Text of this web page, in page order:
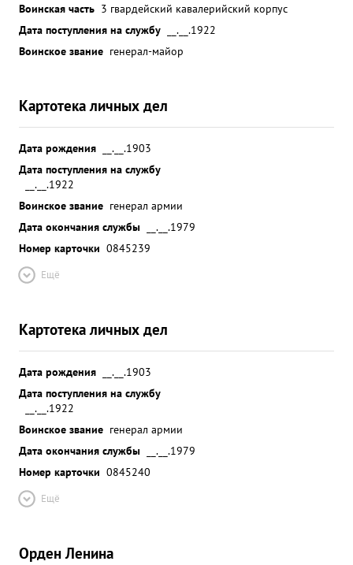
Воинская часть 3 гвардейский кавалерийский корпус
Дата поступления на службу
__.__.1922
Воинское звание генерал-майор
Картотека личных дел
Дата рождения
__.__.1903
Дата поступления на службу
__.__.1922
Воинское звание генерал армии
Дата окончания службы
__.__.1979
Номер карточки 0845239
Ещё
Картотека личных дел
Дата рождения
__.__.1903
Дата поступления на службу
__.__.1922
Воинское звание генерал армии
Дата окончания службы
__.__.1979
Номер карточки 0845240
Ещё
Орден Ленина